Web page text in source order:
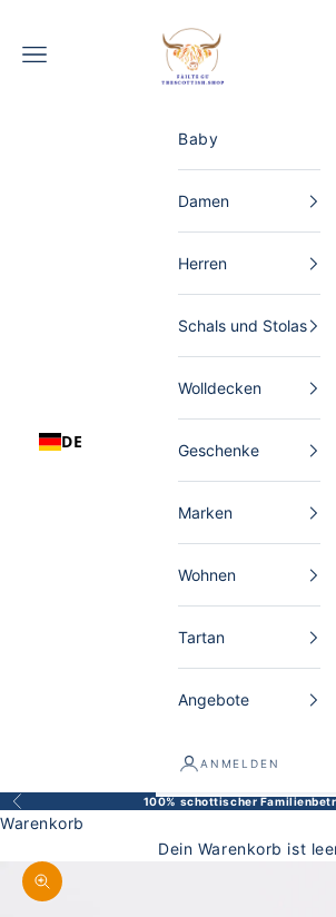
The Scottish Shop
DE
Menü
Baby
Damen
Herren
Schals und Stolas
Wolldecken
Geschenke
Marken
Wohnen
Tartan
Angebote
ANMELDEN
Zurück 100% schottischer
Warenkorb
Dein Warenkorb ist
Bild vergrößern